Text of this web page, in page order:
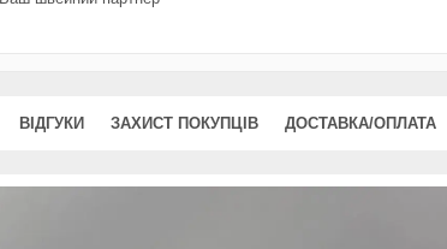
ВІДГУКИ ЗАХИСТ ПОКУПЦІВ ДОСТАВКА/ОПЛАТА